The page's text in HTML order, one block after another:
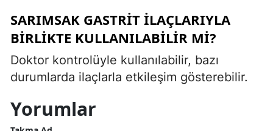
SARIMSAK GASTRIT ILAÇLARIYLA
BIRLIKTE KULLANILABILIR MI?
Doktor kontrolüyle kullanılabilir, bazı
durumlarda ilaçlarla etkileşim gösterebilir.
Yorumlar